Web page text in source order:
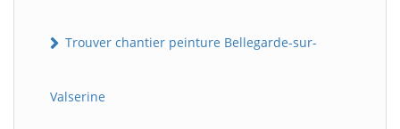
Trouver chantier peinture Bellegarde-sur-
Valserine